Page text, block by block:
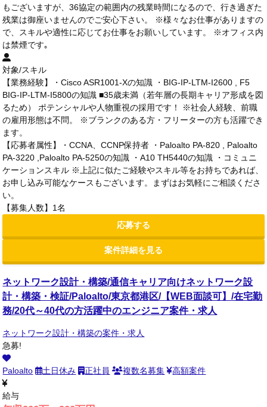
もございますが、36協定の範囲内の残業時間になるので、行き過ぎた
残業は御座いませんのでご安心下さい。 ※様々なお仕事がありますの
で、スキルや適性に応じてお仕事をお願いしています。 ※オフィス内
は禁煙です｡
対象/スキル
【業務経験】・Cisco ASR1001-Xの知識 ・BIG-IP-LTM-I2600 , F5
BIG-IP-LTM-I5800の知識 ■35歳未満（若年層の長期キャリア形成を図
るため） ポテンシャルや人物重視の採用です！ ※社会人経験、前職
の雇用形態は不問。 ※ブランクのある方・フリーターの方も活躍でき
ます。
【応募者属性】・CCNA、CCNP保持者 ・Paloalto PA-820 , Paloalto
PA-3220 ,Paloalto PA-5250の知識 ・A10 TH5440の知識 ・コミュニ
ケーションスキル ※上記に似たご経験やスキル等をお持ちであれば、
お申し込み可能なケースもございます。まずはお気軽にご相談くださ
い。
【募集人数】1名
応募する
案件詳細を見る
ネットワーク設計・構築/通信キャリア向けネットワーク設
計・構築・検証/Paloalto/東京都港区/【WEB面談可】/在宅勤
務/20代～40代の方活躍中のエンジニア案件・求人
ネットワーク設計・構築の案件・求人
急募!
Paloalto 土日休み 正社員 複数名募集 高額案件
給与